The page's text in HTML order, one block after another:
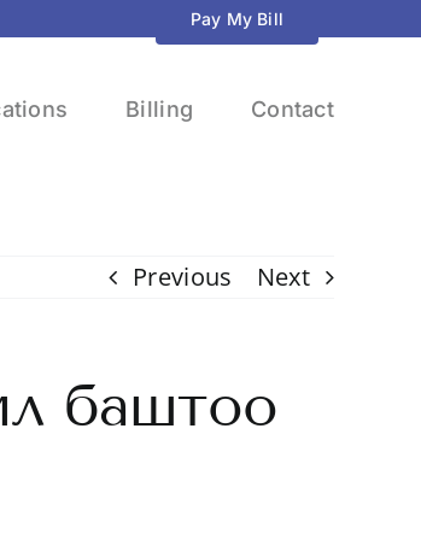
Pay My Bill
Billing Contact
Previous Next
баштоо